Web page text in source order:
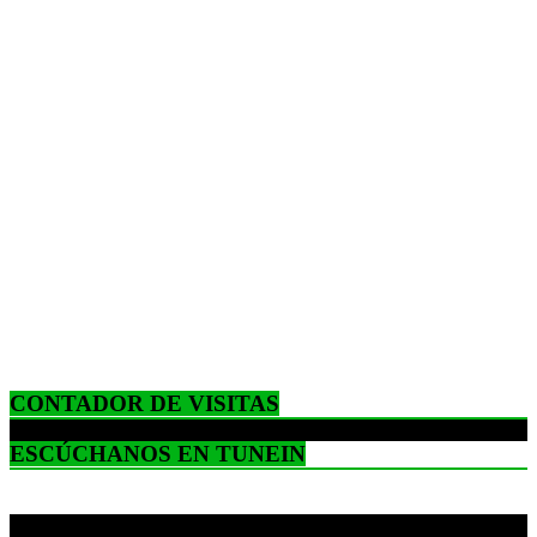
CONTADOR DE VISITAS
ESCÚCHANOS EN TUNEIN